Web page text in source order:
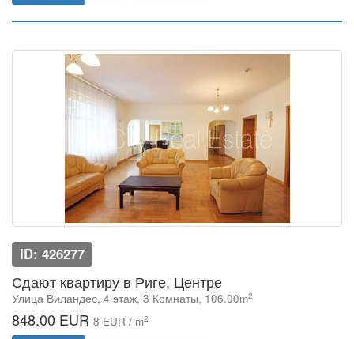
ID: 426277
Сдают квартиру в Риге, Центре
Улица Виландес, 4 этаж, 3 Комнаты, 106.00m2
848.00 EUR 8 EUR / m2